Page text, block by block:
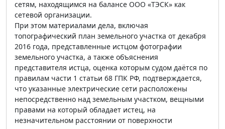
сетям, находящимся на балансе ООО «ТЭСК» как
сетевой организации.
При этом материалами дела, включая
топографический план земельного участка от декабря
2016 года, представленные истцом фотографии
земельного участка, а также объяснения
представителя истца, оценка которым судом даётся по
правилам части 1 статьи 68 ГПК РФ, подтверждается,
что указанные электрические сети расположены
непосредственно над земельным участком, вещными
правами на который обладает истец, на
незначительном расстоянии от поверхности